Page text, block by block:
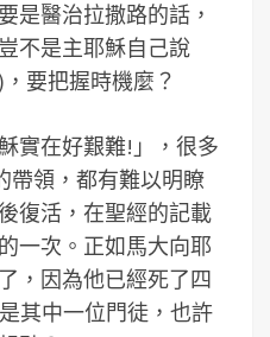
是醫治拉撒路的話，
不是主耶穌自己說
，要把握時機麼？
實在好艱難!」，很多
領，都有難以明瞭
復活，在聖經的記載
一次。正如馬大向耶
，因為他已經死了四
其中一位門徒，也許